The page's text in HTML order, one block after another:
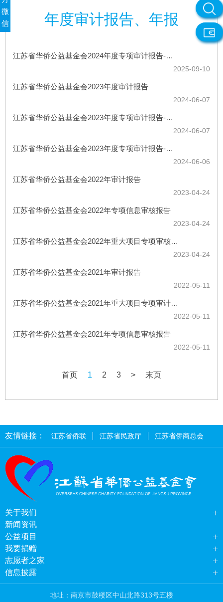
年度审计报告、年报
江苏省华侨公益基金会2024年度专项审计报告-重大项目专项审核报告
2025-09-10
江苏省华侨公益基金会2023年度审计报告
2024-06-07
江苏省华侨公益基金会2023年度专项审计报告-重大项目专项审核报告
2024-06-07
江苏省华侨公益基金会2023年度专项审计报告-专项信息审核报告
2024-06-06
江苏省华侨公益基金会2022年审计报告
2023-04-24
江苏省华侨公益基金会2022年专项信息审核报告
2023-04-24
江苏省华侨公益基金会2022年重大项目专项审核报告
2023-04-24
江苏省华侨公益基金会2021年审计报告
2022-05-11
江苏省华侨公益基金会2021年重大项目专项审计报告
2022-05-11
江苏省华侨公益基金会2021年专项信息审核报告
2022-05-11
首页 1 2 3 > 末页
友情链接： 江苏省侨联 江苏省民政厅 江苏省侨商总会
关于我们 +
新闻资讯
公益项目
+
我要捐赠 +
志愿者之家 +
信息披露 +
地址：南京市鼓楼区中山北路313号五楼
微
信